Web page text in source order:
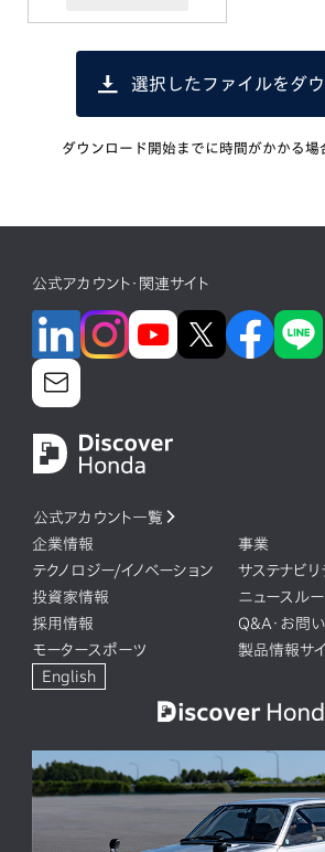
選択したファイルをダ
ダウンロード開始までに時間がかかる場
公式アカウント・関連サイト
公式アカウント一覧
企業情報
事業
テクノロジー/イノベーション
サステナビリ
投資家情報
ニュースル
採用情報
Q&A・お問
モータースポーツ
製品情報サ
English